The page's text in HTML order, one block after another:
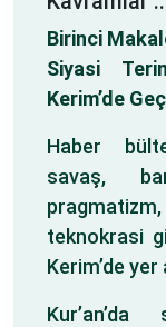
Birinci
Siyasi
Kerim’de
Haber
savaş,
teknokrasi
Kerim’de yer